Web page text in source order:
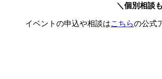
＼個別相談
イベントの申込や相談はこちらの公式